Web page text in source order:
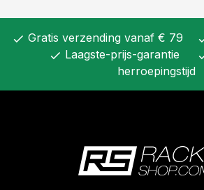
check Gratis verzending vanaf € 79
check Laagste-prijs-garantie
herroepingstijd